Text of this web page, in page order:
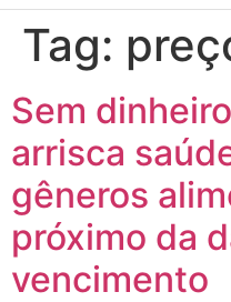
Tag:
Sem
arrisca
gêneros
próximo da
vencimento